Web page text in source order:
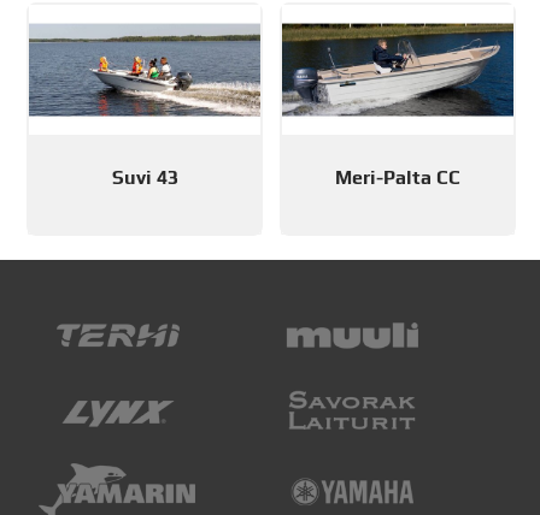
Suvi 43 Meri-Palta CC